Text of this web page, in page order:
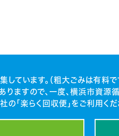
ています。（粗大ごみは有料で
ますので、一度、横浜市資源
「楽らく回収便」をご利用くだ